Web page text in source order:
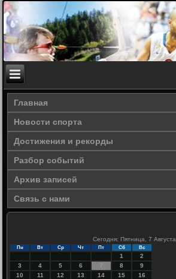
Главная
Новости спорта
Достижения и рекорды
Разбор событий
Архив записей
Связь с нами
Сегодня: Пятница, 7 Августа
Пн Вт Ср Чт Пт Сб Вс
1
2
3
4 5 6 7 8
9
10
11 12 13 14 15
16